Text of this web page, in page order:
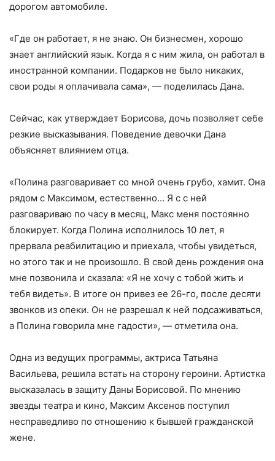
дорогом автомобиле.
«Где он работает, я не знаю. Он бизнесмен, хорошо
знает английский язык. Когда я с ним жила, он работал в
иностранной компании. Подарков не было никаких,
свои роды я оплачивала сама», — поделилась Дана.
Сейчас, как утверждает Борисова, дочь позволяет себе
резкие высказывания. Поведение девочки Дана
объясняет влиянием отца.
«Полина разговаривает со мной очень грубо, хамит. Она
рядом с Максимом, естественно… Я с с ней
разговариваю по часу в месяц, Макс меня постоянно
блокирует. Когда Полина исполнилось 10 лет, я
прервала реабилитацию и приехала, чтобы увидеться,
но этого так и не произошло. В свой день рождения она
мне позвонила и сказала: «Я не хочу с тобой жить и
тебя видеть». В итоге он привез ее 26-го, после десяти
звонков из опеки. Он не разрешал к ней подсаживаться,
а Полина говорила мне гадости», — отметила она.
Одна из ведущих программы, актриса Татьяна
Васильева, решила встать на сторону героини. Артистка
высказалась в защиту Даны Борисовой. По мнению
звезды театра и кино, Максим Аксенов поступил
несправедливо по отношению к бывшей гражданской
жене.